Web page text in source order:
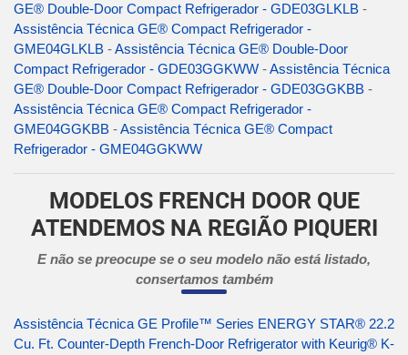
GE® Double-Door Compact Refrigerador - GDE03GLKLB -
Assistência Técnica GE® Compact Refrigerador -
GME04GLKLB -Assistência Técnica GE® Double-Door
Compact Refrigerador - GDE03GGKWW -Assistência Técnica
GE® Double-Door Compact Refrigerador - GDE03GGKBB -
Assistência Técnica GE® Compact Refrigerador -
GME04GGKBB -Assistência Técnica GE® Compact
Refrigerador - GME04GGKWW
MODELOS FRENCH DOOR QUE
ATENDEMOS NA REGIÃO PIQUERI
E não se preocupe se o seu modelo não está listado,
consertamos também
Assistência Técnica GE Profile™ Series ENERGY STAR® 22.2
Cu. Ft. Counter-Depth French-Door Refrigerator with Keurig® K-